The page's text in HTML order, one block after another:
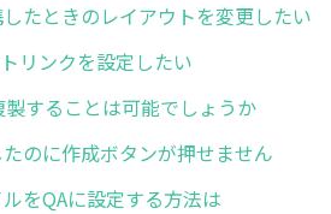
たときのレイアウトを変更したい
リンクを設定したい
製することは可能でしょうか
のに作成ボタンが押せません
をQAに設定する方法は